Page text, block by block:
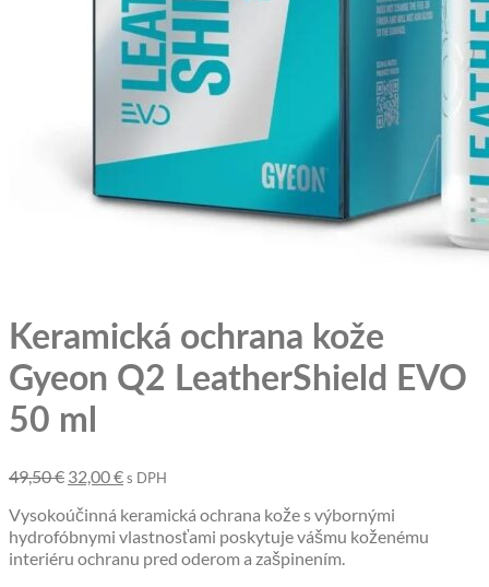
Keramická ochrana kože
Gyeon Q2 LeatherShield EVO
50 ml
49,50€ Pôvodná
bola:
49,50 €.
32,00€Aktuálna
je:
32,00 €.
s DPH
Vysokoúčinná keramická ochrana kože s výbornými
hydrofóbnymi vlastnosťami poskytuje vášmu koženému
interiéru ochranu pred oderom a zašpinením.